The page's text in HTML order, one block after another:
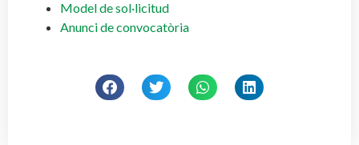
Model de sol·licitud
Anunci de convocatòria